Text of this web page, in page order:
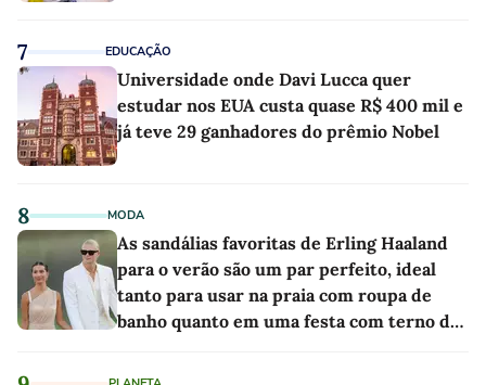
7 EDUCAÇÃO
Universidade onde Davi Lucca quer
estudar nos EUA custa quase R$ 400 mil e
já teve 29 ganhadores do prêmio Nobel
8 MODA
As sandálias favoritas de Erling Haaland
para o verão são um par perfeito, ideal
tanto para usar na praia com roupa de
banho quanto em uma festa com terno de